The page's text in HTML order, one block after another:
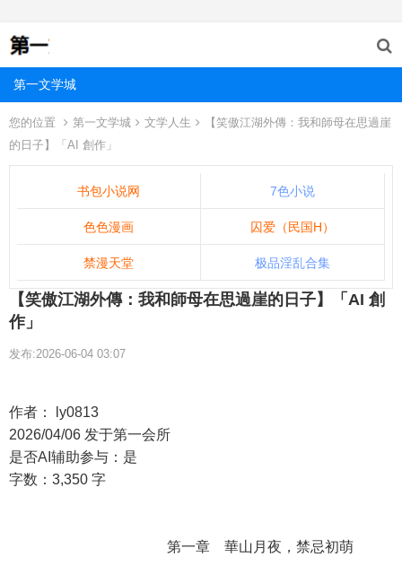
第一文学城
您的位置 第一文学城 文学人生
【笑傲江湖外傳：我和師母在思過崖
的日子】「AI 創作」
书包小说网 7色小说
色色漫画 囚爱（民国H）
禁漫天堂 极品淫乱合集
【笑傲江湖外傳：我和師母在思過崖的日子】「AI 創
作」
发布:2026-06-04 03:07
作者： ly0813
2026/04/06 发于第一会所
是否AI辅助参与：是
字数：3,350 字
第一章 華山月夜，禁忌初萌